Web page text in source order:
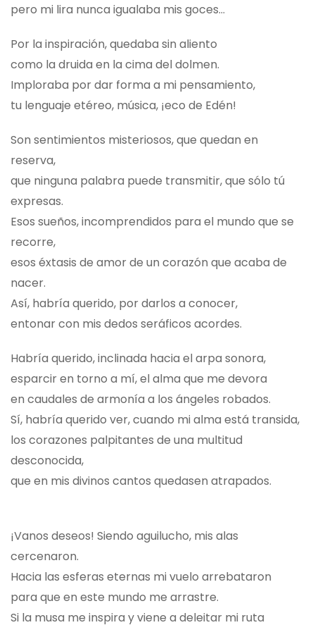
pero mi lira nunca igualaba mis goces…
Por la inspiración, quedaba sin aliento
como la druida en la cima del dolmen.
Imploraba por dar forma a mi pensamiento,
tu lenguaje etéreo, música, ¡eco de Edén!
Son sentimientos misteriosos, que quedan en
reserva,
que ninguna palabra puede transmitir, que sólo tú
expresas.
Esos sueños, incomprendidos para el mundo que se
recorre,
esos éxtasis de amor de un corazón que acaba de
nacer.
Así, habría querido, por darlos a conocer,
entonar con mis dedos seráficos acordes.
Habría querido, inclinada hacia el arpa sonora,
esparcir en torno a mí, el alma que me devora
en caudales de armonía a los ángeles robados.
Sí, habría querido ver, cuando mi alma está transida,
los corazones palpitantes de una multitud
desconocida,
que en mis divinos cantos quedasen atrapados.
¡Vanos deseos! Siendo aguilucho, mis alas
cercenaron.
Hacia las esferas eternas mi vuelo arrebataron
para que en este mundo me arrastre.
Si la musa me inspira y viene a deleitar mi ruta